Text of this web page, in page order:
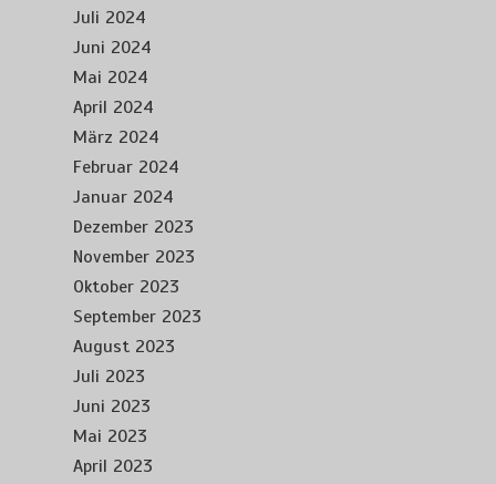
Juli 2024
Juni 2024
Mai 2024
April 2024
März 2024
Februar 2024
Januar 2024
Dezember 2023
November 2023
Oktober 2023
September 2023
August 2023
Juli 2023
Juni 2023
Mai 2023
April 2023